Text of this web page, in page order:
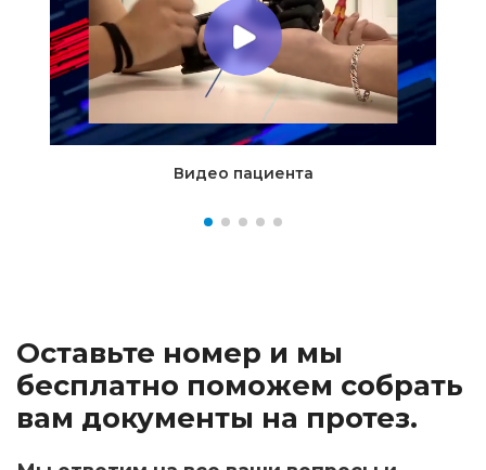
Видео пациента
Оставьте номер и мы
бесплатно поможем собрать
вам документы на протез.